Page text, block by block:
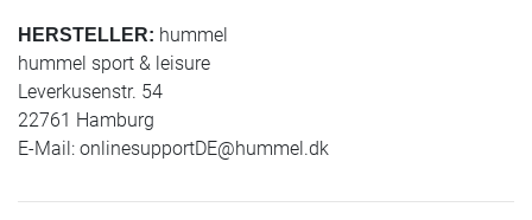
HERSTELLER: hummel
hummel sport & leisure
Leverkusenstr. 54
22761 Hamburg
E-Mail: onlinesupportDE@hummel.dk